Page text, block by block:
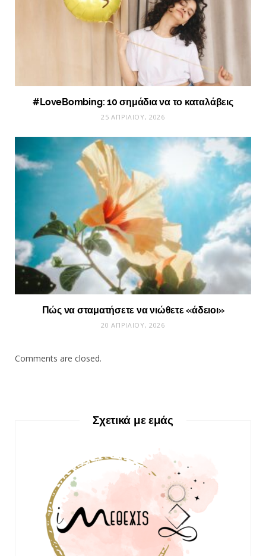
#LoveBombing: 10 σημάδια να το καταλάβεις
25 ΑΠΡΙΛΊΟΥ, 2026
Πώς να σταματήσετε να νιώθετε «άδειοι»
20 ΑΠΡΙΛΊΟΥ, 2026
Comments are closed.
Σχετικά με εμάς